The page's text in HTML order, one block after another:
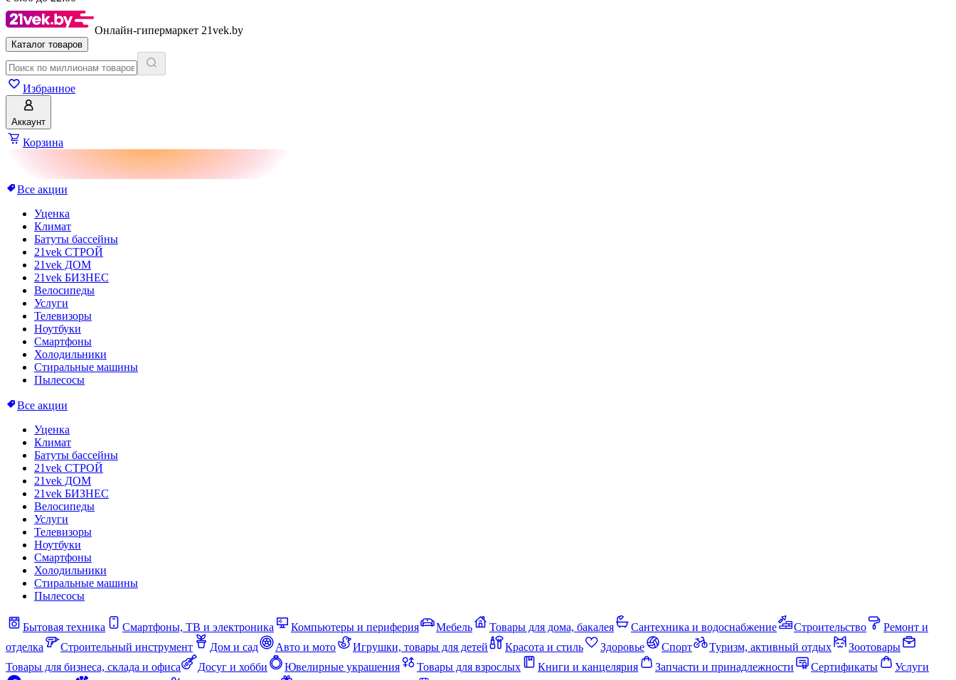
Онлайн-гипермаркет 21vek.by
Каталог товаров
Избранное
Аккаунт
Корзина
Все акции
Уценка
Климат
Батуты бассейны
21vek СТРОЙ
21vek ДОМ
21vek БИЗНЕС
Велосипеды
Услуги
Телевизоры
Ноутбуки
Смартфоны
Холодильники
Стиральные машины
Пылесосы
Все акции
Уценка
Климат
Батуты бассейны
21vek СТРОЙ
21vek ДОМ
21vek БИЗНЕС
Велосипеды
Услуги
Телевизоры
Ноутбуки
Смартфоны
Холодильники
Стиральные машины
Пылесосы
Бытовая техника Смартфоны, ТВ и электроника Компьютеры и периферия Мебель Товары для дома, бакалея Сантехника и водоснабжение Строительство
Ремонт и
отделка
Строительный инструмент Дом и сад Авто и мото Игрушки, товары для детей Красота и стиль Здоровье Спорт Туризм, активный отдых
Зоотовары
Товары для бизнеса, склада и офиса
Досуг и хобби Ювелирные украшения Товары для взрослых Книги и канцелярия Запчасти и принадлежности Сертификаты
Услуги